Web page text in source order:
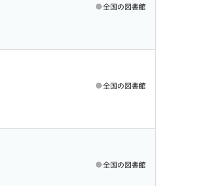
全国の図書館
全国の図書館
全国の図書館